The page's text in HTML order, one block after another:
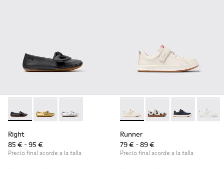
Right - K800702-006 - Bailarinas de piel negras para niños.
Right - K800702-004 - Bailarinas de piel amarillas
Right - K800702-002 - Bailarinas de piel
Right
85 € - 95 €
Precio final acorde a la talla
Runner - K800247-030 -
Runner - K800247-
Runner -
Runner
79 € - 89 €
Precio final acorde a la talla